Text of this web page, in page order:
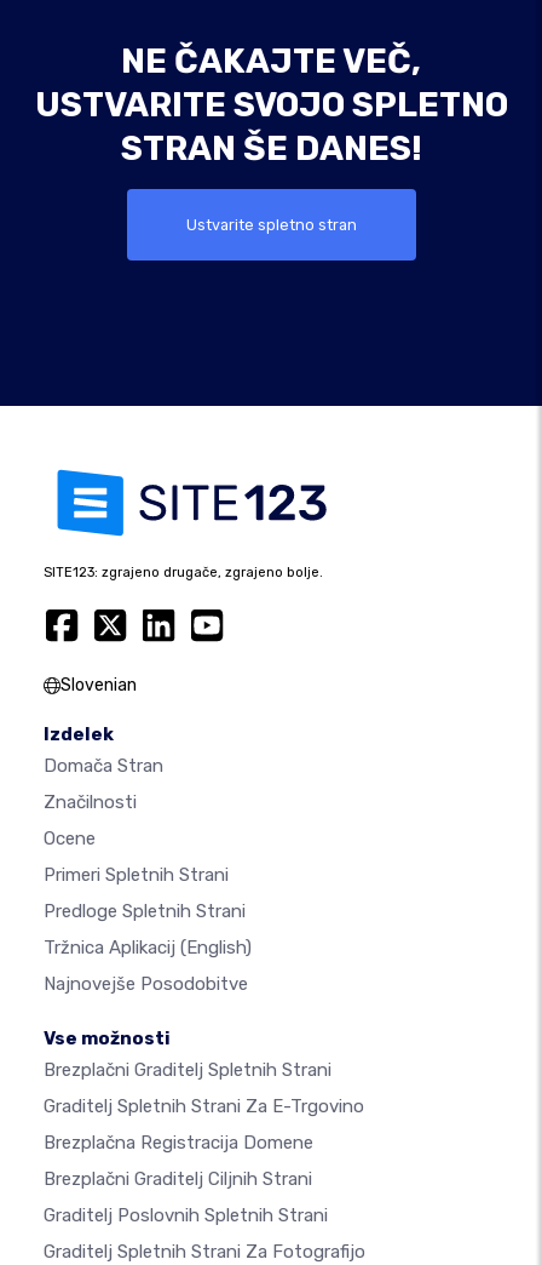
NE ČAKAJTE VEČ,
USTVARITE SVOJO SPLETNO
STRAN ŠE DANES!
Ustvarite spletno stran
SITE123: zgrajeno drugače, zgrajeno bolje.
Slovenian
Izdelek
Domača Stran
Značilnosti
Ocene
Primeri Spletnih Strani
Predloge Spletnih Strani
Tržnica Aplikacij (English)
Najnovejše Posodobitve
Vse možnosti
Brezplačni Graditelj Spletnih Strani
Graditelj Spletnih Strani Za E-Trgovino
Brezplačna Registracija Domene
Brezplačni Graditelj Ciljnih Strani
Graditelj Poslovnih Spletnih Strani
Graditelj Spletnih Strani Za Fotografijo